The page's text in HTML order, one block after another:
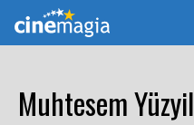
Muhtesem Yüzyil